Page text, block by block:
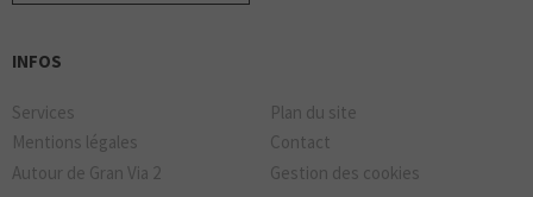
INFOS
Services
Plan du site
Mentions légales
Contact
Autour de Gran Via 2
Gestion des cookies